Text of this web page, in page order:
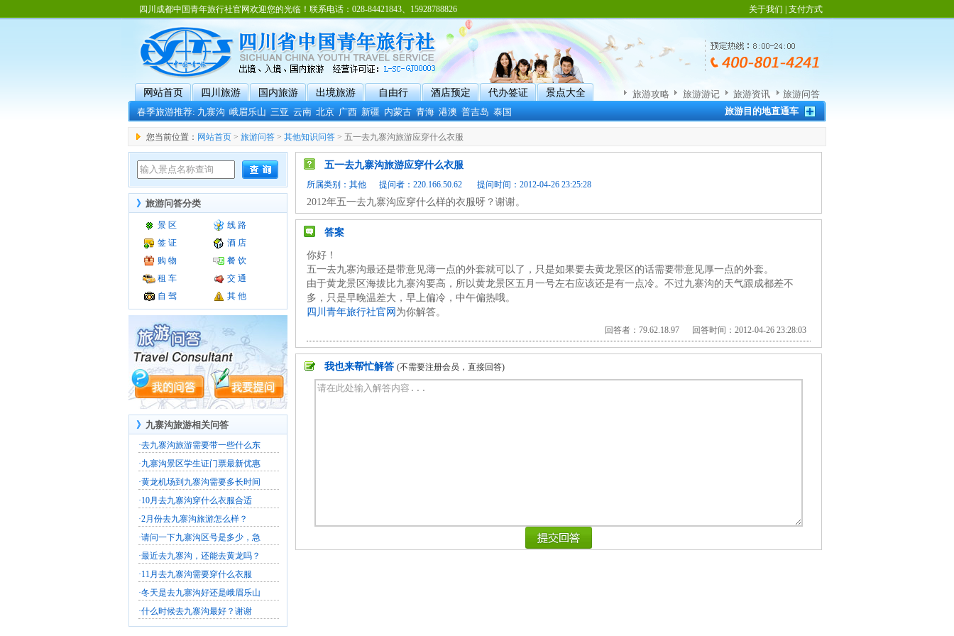
四川成都中国青年旅行社官网欢迎您的光临！联系电话：028-84421843、15928788826 关于我们 支付方式
网站首页 四川旅游 国内旅游 出境旅游 自由行 酒店预定 代办签证
景点大全
春季旅游推荐:九寨沟 峨眉乐山 三亚 云南 北京 广西 新疆 内蒙古 青海 港澳 普吉岛 泰国
旅游攻略 旅游游记 旅游资讯
旅游问答
旅游目的地直通车
您当前位置： 网站首页 > 旅游问答 > 其他知识问答 > 五一去九寨沟旅游应穿什么衣服
》 旅游问答分类
景 区
线 路
签 证
酒 店
购 物
餐 饮
租 车
交 通
自 驾
其 他
》 九寨沟旅游相关问答
·去九寨沟旅游需要带一些什么东
·九寨沟景区学生证门票最新优惠
·黄龙机场到九寨沟需要多长时间
·10月去九寨沟穿什么衣服合适
·2月份去九寨沟旅游怎么样？
·请问一下九寨沟区号是多少，急
·最近去九寨沟，还能去黄龙吗？
·11月去九寨沟需要穿什么衣服
·冬天是去九寨沟好还是峨眉乐山
·什么时候去九寨沟最好？谢谢
五一去九寨沟旅游应穿什么衣服
所属类别： 其他提问者：220.166.50.62 提问时间：2012-04-26 23:25:28
2012年五一去九寨沟应穿什么样的衣服呀？谢谢。
答案
你好！
五一去九寨沟最还是带意见薄一点的外套就可以了，只是如果要去黄龙景区的话需要带意见厚一点的外套。
由于黄龙景区海拔比九寨沟要高，所以黄龙景区五月一号左右应该还是有一点冷。不过九寨沟的天气跟成都差不
多，只是早晚温差大，早上偏冷，中午偏热哦。
四川青年旅行社官网 为你解答。
回答者：79.62.18.97 回答时间：2012-04-26 23:28:03
我也来帮忙解答 (不需要注册会员，直接回答)